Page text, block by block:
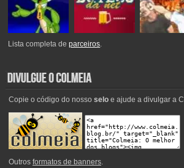
Lista completa deparceiros.
Copie o código do nosso seloe ajude a divulgar a
Outros formatos de banners.